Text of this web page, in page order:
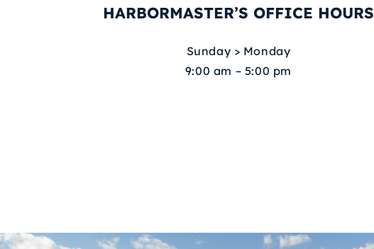
HARBORMASTER’S OFFICE HOURS
Sunday > Monday
9:00 am – 5:00 pm